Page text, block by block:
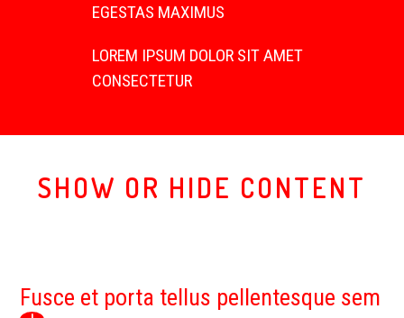
EGESTAS MAXIMUS
LOREM IPSUM DOLOR SIT AMET
CONSECTETUR
SHOW OR HIDE CONTENT
Fusce et porta tellus pellentesque sem